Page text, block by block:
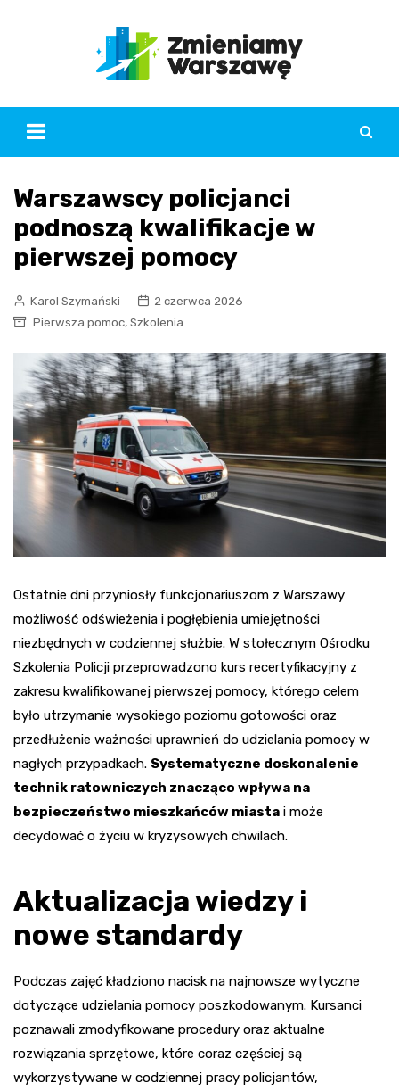
Warszawscy policjanci
podnoszą kwalifikacje w
pierwszej pomocy
Karol Szymański
2 czerwca 2026
Pierwsza pomoc, Szkolenia
Ostatnie dni przyniosły funkcjonariuszom z Warszawy
możliwość odświeżenia i pogłębienia umiejętności
niezbędnych w codziennej służbie. W stołecznym Ośrodku
Szkolenia Policji przeprowadzono kurs recertyfikacyjny z
zakresu kwalifikowanej pierwszej pomocy, którego celem
było utrzymanie wysokiego poziomu gotowości oraz
przedłużenie ważności uprawnień do udzielania pomocy w
nagłych przypadkach. Systematyczne doskonalenie
technik ratowniczych znacząco wpływa na
bezpieczeństwo mieszkańców miasta i może
decydować o życiu w kryzysowych chwilach.
Aktualizacja wiedzy i
nowe standardy
Podczas zajęć kładziono nacisk na najnowsze wytyczne
dotyczące udzielania pomocy poszkodowanym. Kursanci
poznawali zmodyfikowane procedury oraz aktualne
rozwiązania sprzętowe, które coraz częściej są
wykorzystywane w codziennej pracy policjantów,